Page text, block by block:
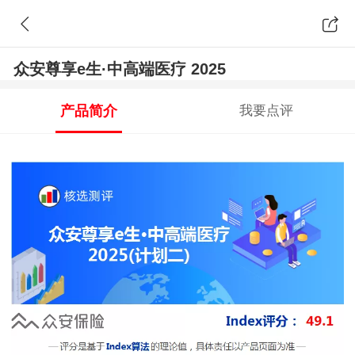
众安尊享e生·中高端医疗 2025
产品简介 我要点评